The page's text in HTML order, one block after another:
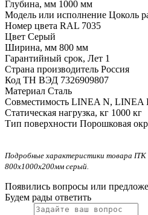
Глубина, мм 1000 мм
Модель или исполнение Цоколь
Номер цвета RAL 7035
Цвет Серый
Ширина, мм 800 мм
Гарантийный срок, Лет 1
Страна производитель Россия
Код ТН ВЭД 7326909807
Материал Сталь
Совместимость LINEA N, LINEA
Статическая нагрузка, кг 1000 кг
Тип поверхности Порошковая
Подробные характеристики товара
800х1000х200мм серый.
Появились вопросы или
Будем рады ответить